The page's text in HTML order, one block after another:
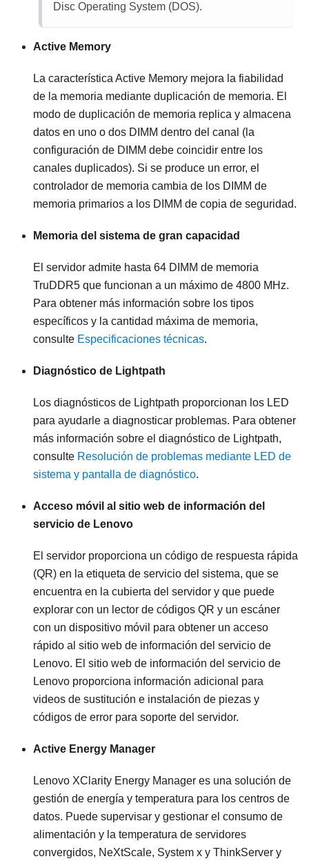
Disc Operating System (DOS).
Active Memory
La característica Active Memory mejora la fiabilidad
de la memoria mediante duplicación de memoria. El
modo de duplicación de memoria replica y almacena
datos en uno o dos DIMM dentro del canal (la
configuración de DIMM debe coincidir entre los
canales duplicados). Si se produce un error, el
controlador de memoria cambia de los DIMM de
memoria primarios a los DIMM de copia de seguridad.
Memoria del sistema de gran capacidad
El servidor admite hasta 64 DIMM de memoria
TruDDR5 que funcionan a un máximo de 4800 MHz.
Para obtener más información sobre los tipos
específicos y la cantidad máxima de memoria,
consulte Especificaciones técnicas.
Diagnóstico de Lightpath
Los diagnósticos de Lightpath proporcionan los LED
para ayudarle a diagnosticar problemas. Para obtener
más información sobre el diagnóstico de Lightpath,
consulte Resolución de problemas mediante LED de
sistema y pantalla de diagnóstico.
Acceso móvil al sitio web de información del
servicio de Lenovo
El servidor proporciona un código de respuesta rápida
(QR) en la etiqueta de servicio del sistema, que se
encuentra en la cubierta del servidor y que puede
explorar con un lector de códigos QR y un escáner
con un dispositivo móvil para obtener un acceso
rápido al sitio web de información del servicio de
Lenovo. El sitio web de información del servicio de
Lenovo proporciona información adicional para
videos de sustitución e instalación de piezas y
códigos de error para soporte del servidor.
Active Energy Manager
Lenovo XClarity Energy Manager es una solución de
gestión de energía y temperatura para los centros de
datos. Puede supervisar y gestionar el consumo de
alimentación y la temperatura de servidores
convergidos, NeXtScale, System x y ThinkServer y